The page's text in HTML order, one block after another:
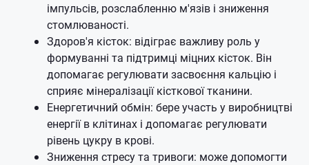
імпульсів, розслабленню м'язів і зниження
стомлюваності.
Здоров'я кісток: відіграє важливу роль у
формуванні та підтримці міцних кісток. Він
допомагає регулювати засвоєння кальцію і
сприяє мінералізації кісткової тканини.
Енергетичний обмін: бере участь у виробництві
енергії в клітинах і допомагає регулювати
рівень цукру в крові.
Зниження стресу та тривоги: може допомогти